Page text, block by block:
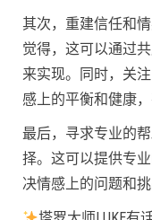
其次，重建信任和
觉得，这可以通过
来实现。同时，关
感上的平衡和健康
最后，寻求专业的
择。这可以提供专
决情感上的问题和挑